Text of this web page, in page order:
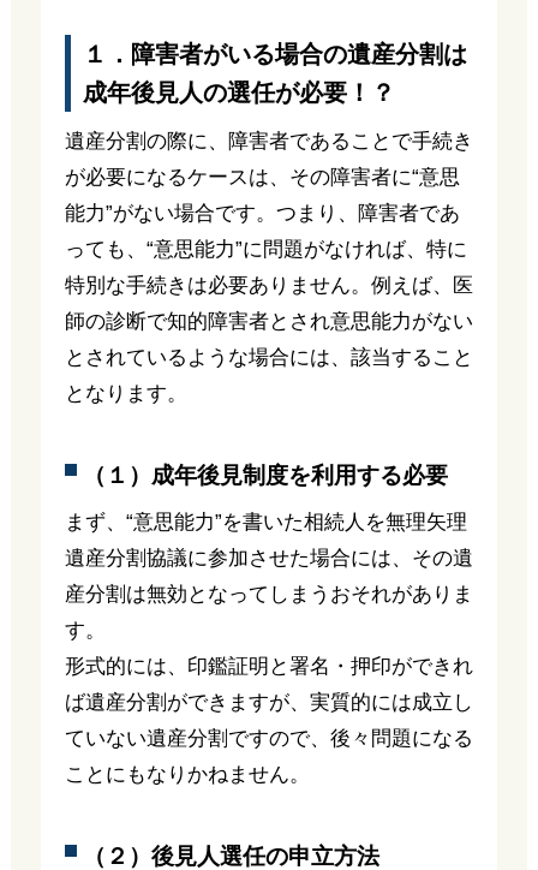
１．障害者がいる場合の遺産分割は
成年後見人の選任が必要！？
遺産分割の際に、障害者であることで手続き
が必要になるケースは、その障害者に“意思
能力”がない場合です。つまり、障害者であ
っても、“意思能力”に問題がなければ、特に
特別な手続きは必要ありません。例えば、医
師の診断で知的障害者とされ意思能力がない
とされているような場合には、該当すること
となります。
（１）成年後見制度を利用する必要
まず、“意思能力”を書いた相続人を無理矢理
遺産分割協議に参加させた場合には、その遺
産分割は無効となってしまうおそれがありま
す。
形式的には、印鑑証明と署名・押印ができれ
ば遺産分割ができますが、実質的には成立し
ていない遺産分割ですので、後々問題になる
ことにもなりかねません。
（２）後見人選任の申立方法